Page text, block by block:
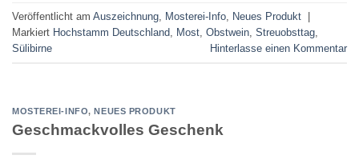
Veröffentlicht am Auszeichnung Mosterei-Info Neues Produkt |
Markiert Hochstamm Deutschland Most Obstwein Streuobsttag
Sülibirne
Hinterlasse einen Kommentar
MOSTEREI-INFO, NEUES PRODUKT
Geschmackvolles Geschenk